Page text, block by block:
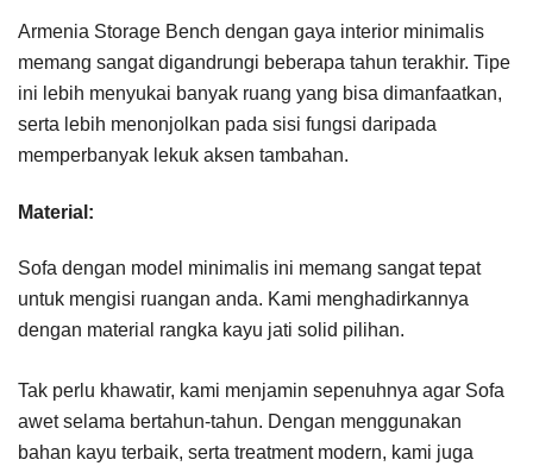
Armenia Storage Bench dengan gaya interior minimalis
memang sangat digandrungi beberapa tahun terakhir. Tipe
ini lebih menyukai banyak ruang yang bisa dimanfaatkan,
serta lebih menonjolkan pada sisi fungsi daripada
memperbanyak lekuk aksen tambahan.
Material:
Sofa dengan model minimalis ini memang sangat tepat
untuk mengisi ruangan anda. Kami menghadirkannya
dengan material rangka kayu jati solid pilihan.
Tak perlu khawatir, kami menjamin sepenuhnya agar Sofa
awet selama bertahun-tahun. Dengan menggunakan
bahan kayu terbaik, serta treatment modern, kami juga